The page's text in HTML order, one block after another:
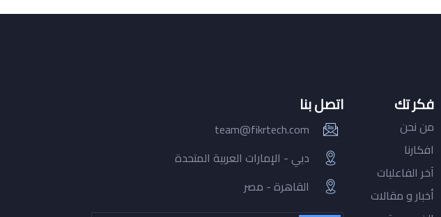
فكر تك
من نحن
افكارنا
آخر الفاعليات
أخبار و مقالات
اتصل بنا
team@fikrtech.com
دبي - الإمارات العربية المتحدة
القاهرة - مصر